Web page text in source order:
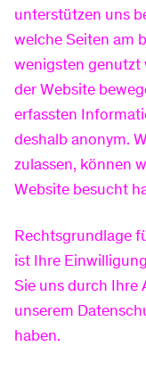
unterstützen uns
welche Seiten am
wenigsten genutzt
der Website
erfassten
deshalb anonym.
zulassen, können
Website besucht
Rechtsgrundlage
ist Ihre
Sie uns durch Ihre
unserem
haben.